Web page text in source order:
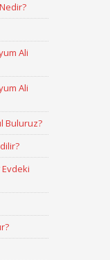
Ali
Ali
Buluruz?
Evdeki